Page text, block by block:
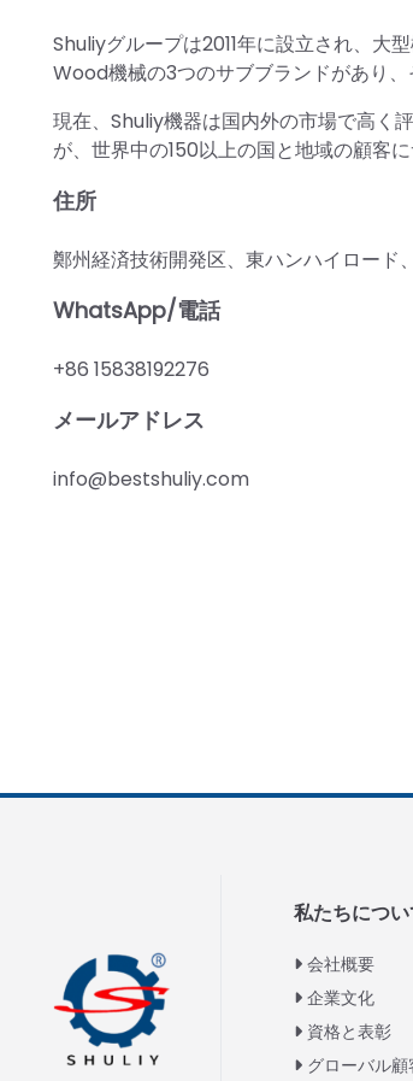
Shuliyグループは2011年に設立され、大
Wood機械の3つのサブブランドがあり
現在、Shuliy機器は国内外の市場で高く
が、世界中の150以上の国と地域の顧客
住所
鄭州経済技術開発区、東ハンハイロード
WhatsApp/電話
+86 15838192276
メールアドレス
info@bestshuliy.com
私たちにつ
会社概要
企業文化
資格と表彰
グローバル顧